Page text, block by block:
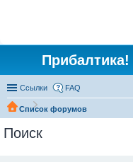
Ссылки FAQ
Список форумов
Поиск